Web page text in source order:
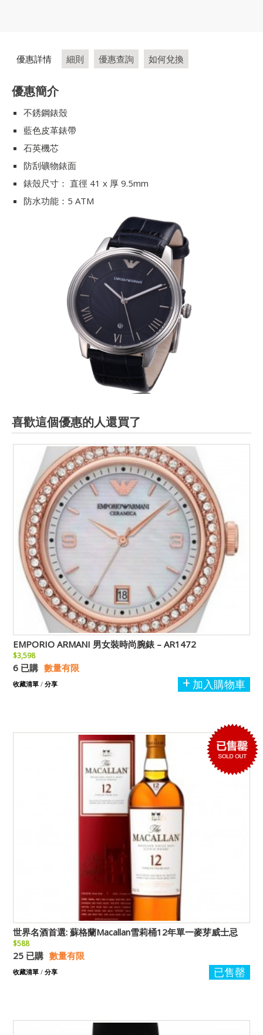
優惠詳情 細則 優惠查詢 如何兌換
優惠簡介
不銹鋼錶殼
藍色皮革錶帶
石英機芯
防刮礦物錶面
錶殼尺寸： 直徑 41 x 厚 9.5mm
防水功能：5 ATM
喜歡這個優惠的人還買了
EMPORIO ARMANI 男女裝時尚腕錶 – AR1472
$3,598
6 已購 數量有限
加入購物車
收藏清單 / 分享
世界名酒首選: 蘇格蘭Macallan雪莉桶12年單一麥芽威士忌
$588
25 已購 數量有限
已售罄
收藏清單 / 分享